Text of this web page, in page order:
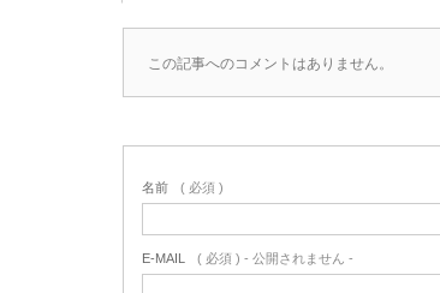
この記事へのコメントはありません。
名前 ( 必須 )
E-MAIL ( 必須 ) - 公開されません -